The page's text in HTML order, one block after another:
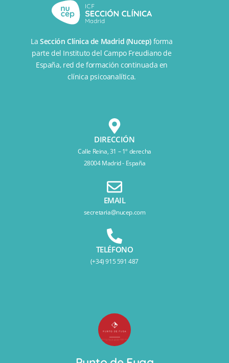
LaSección Clínica de Madrid (Nucep) forma
parte del Instituto del Campo Freudiano de
España, red de formación continuada en
clínica psicoanalítica.
DIRECCIÓN
Calle Reina, 31 – 1º derecha
28004 Madrid - España
EMAIL
secretaria@nucep.com
TELÉFONO
(+34) 915 591 487